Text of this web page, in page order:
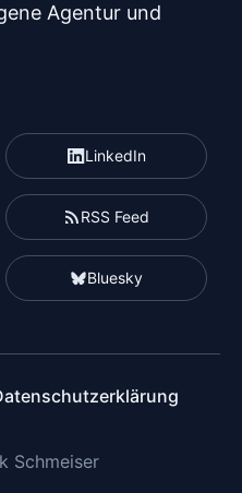
Agentur und
LinkedIn
RSS Feed
Bluesky
Schmeiser